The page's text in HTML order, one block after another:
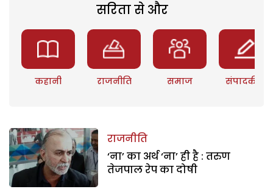
सरिता से और
कहानी राजनीति समाज संपादकीय
राजनीति
‘ना’ का अर्थ ‘ना’ ही है : तरुण
तेजपाल रेप का दोषी